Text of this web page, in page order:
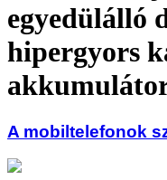
egyedülálló
hipergyors
A mobiltelefonok